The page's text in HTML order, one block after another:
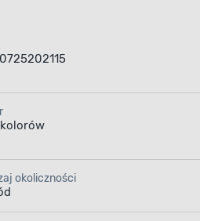
okoliczności